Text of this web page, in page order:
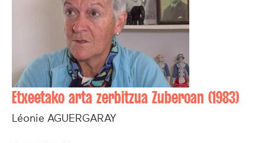
Etxeetako arta zerbitzua Zuberoan (1983)
Léonie AGUERGARAY